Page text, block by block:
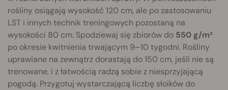
rośliny osiągają wysokość 120 cm, ale po zastosowaniu
LST i innych technik treningowych pozostaną na
wysokości 80 cm. Spodziewaj się zbiorów do 550 g/m²
po okresie kwitnienia trwającym 9–10 tygodni. Rośliny
uprawiane na zewnątrz dorastają do 150 cm, jeśli nie są
trenowane, i z łatwością radzą sobie z niesprzyjającą
pogodą. Przygotuj wystarczającą liczbę słoików do